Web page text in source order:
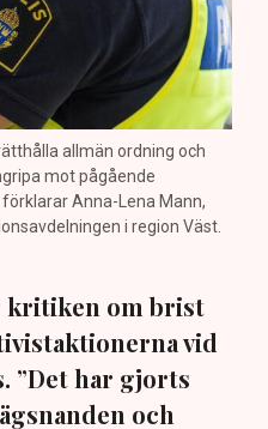
allmän ordning och
mot pågående
Anna-Lena Mann,
i region Väst.
kritiken om brist
vid
”Det har gjorts
och